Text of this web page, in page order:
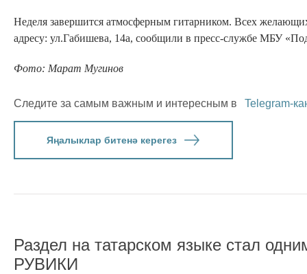
Неделя завершится атмосферным гитарником. Всех
адресу: ул.Габишева, 14а, сообщили в пресс-службе МБУ
Фото: Марат Мугинов
Следите за самым важным и интересным в Telegram-
Яңалыклар битенә керегез
Раздел на татарском языке стал
РУВИКИ